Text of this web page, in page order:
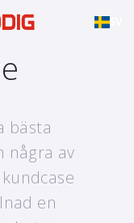
SV
bästa
några av
en